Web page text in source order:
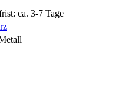
ca. 3-7 Tage